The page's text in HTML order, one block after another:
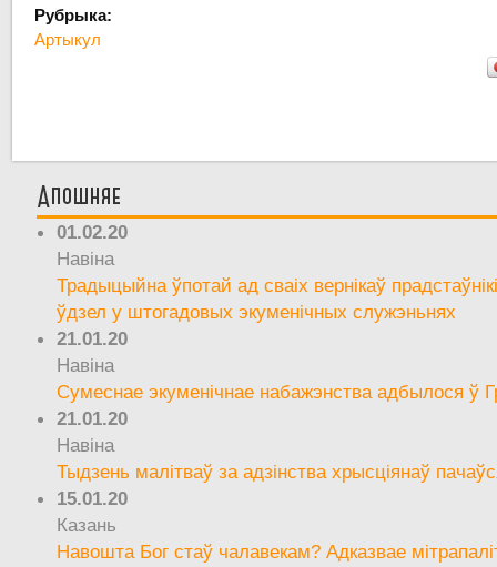
Рубрыка:
Артыкул
Апошняе
01.02.20
Навіна
Традыцыйна ўпотай ад сваіх вернікаў
ўдзел у штогадовых экуменічных служэньнях
21.01.20
Навіна
Сумеснае экуменічнае набажэнства адбылося ў
21.01.20
Навіна
Тыдзень малітваў за адзінства хрысціянаў
15.01.20
Казань
Навошта Бог стаў чалавекам? Адказвае